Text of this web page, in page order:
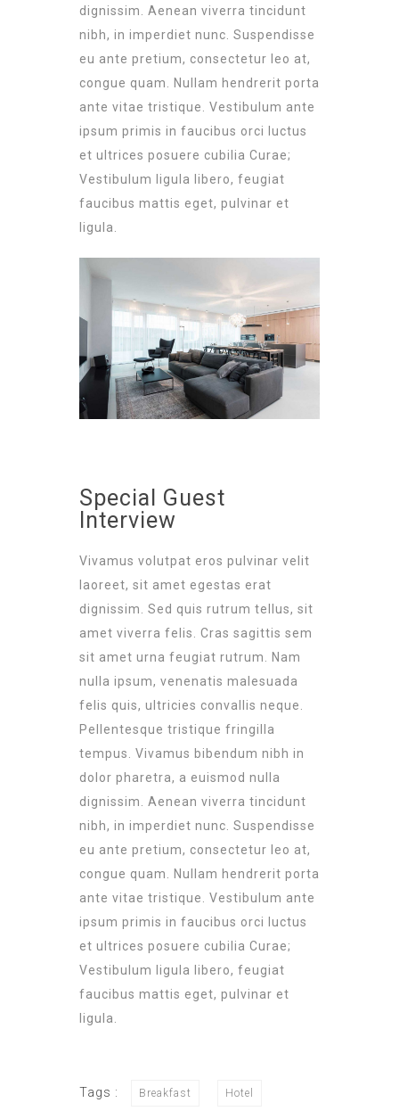
dignissim. Aenean viverra tincidunt
nibh, in imperdiet nunc. Suspendisse
eu ante pretium, consectetur leo at,
congue quam. Nullam hendrerit porta
ante vitae tristique. Vestibulum ante
ipsum primis in faucibus orci luctus
et ultrices posuere cubilia Curae;
Vestibulum ligula libero, feugiat
faucibus mattis eget, pulvinar et
ligula.
Special Guest
Interview
Vivamus volutpat eros pulvinar velit
laoreet, sit amet egestas erat
dignissim. Sed quis rutrum tellus, sit
amet viverra felis. Cras sagittis sem
sit amet urna feugiat rutrum. Nam
nulla ipsum, venenatis malesuada
felis quis, ultricies convallis neque.
Pellentesque tristique fringilla
tempus. Vivamus bibendum nibh in
dolor pharetra, a euismod nulla
dignissim. Aenean viverra tincidunt
nibh, in imperdiet nunc. Suspendisse
eu ante pretium, consectetur leo at,
congue quam. Nullam hendrerit porta
ante vitae tristique. Vestibulum ante
ipsum primis in faucibus orci luctus
et ultrices posuere cubilia Curae;
Vestibulum ligula libero, feugiat
faucibus mattis eget, pulvinar et
ligula.
Tags : Breakfast Hotel